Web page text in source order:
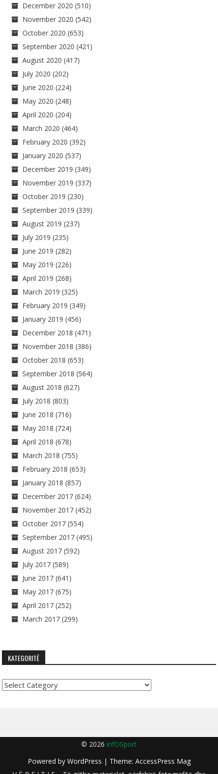
December 2020 (510)
November 2020 (542)
October 2020 (653)
September 2020 (421)
August 2020 (417)
July 2020 (202)
June 2020 (224)
May 2020 (248)
April 2020 (204)
March 2020 (464)
February 2020 (392)
January 2020 (537)
December 2019 (349)
November 2019 (337)
October 2019 (230)
September 2019 (339)
August 2019 (237)
July 2019 (235)
June 2019 (282)
May 2019 (226)
April 2019 (268)
March 2019 (325)
February 2019 (349)
January 2019 (456)
December 2018 (471)
November 2018 (386)
October 2018 (653)
September 2018 (564)
August 2018 (627)
July 2018 (803)
June 2018 (716)
May 2018 (724)
April 2018 (678)
March 2018 (755)
February 2018 (653)
January 2018 (857)
December 2017 (624)
November 2017 (452)
October 2017 (554)
September 2017 (495)
August 2017 (592)
July 2017 (589)
June 2017 (641)
May 2017 (675)
April 2017 (252)
March 2017 (299)
KATEGORITË
Kategoritë
© 2026 infOSport
Powered by WordPress | Theme: AccessPress Mag